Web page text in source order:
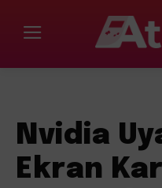
Nvidia
Ekran